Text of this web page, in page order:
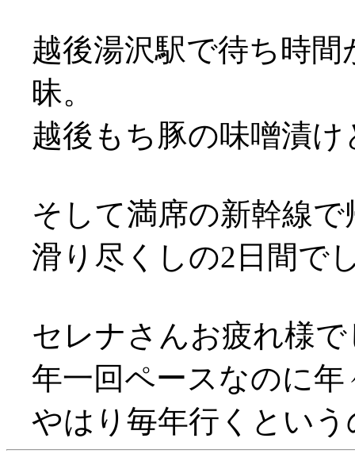
越後湯沢駅で待ち時
昧。
越後もち豚の味噌漬け
そして満席の新幹線で
滑り尽くしの2日間で
セレナさんお疲れ様
年一回ペースなのに
やはり毎年行くとい